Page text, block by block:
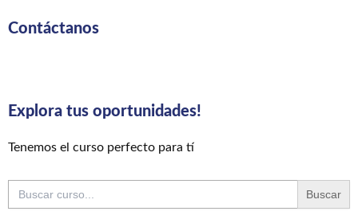
Contáctanos
Explora tus oportunidades!
Tenemos el curso perfecto para tí
Buscar: